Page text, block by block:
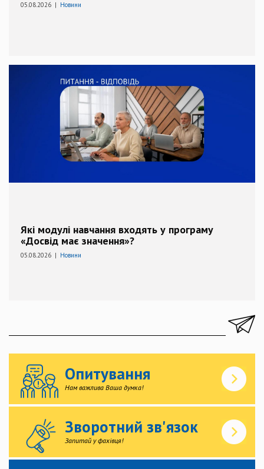
05.08.2026 | Новини
Які модулі навчання входять у програму
«Досвід має значення»?
05.08.2026 | Новини
Опитування
Нам важлива Ваша думка!
Зворотний зв'язок
Запитай у фахівця!